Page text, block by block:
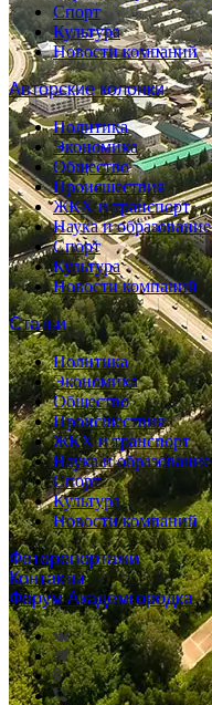
Спорт
Культура
Новости компаний
Авторские колонки
Политика
Экономика
Общество
Происшествия
ЖКХ и транспорт
Наука и образование
Спорт
Культура
Новости компаний
Статьи
Политика
Экономика
Общество
Происшествия
ЖКХ и транспорт
Наука и образование
Спорт
Культура
Новости компаний
Фоторепортажи
Контакты
Форум Академгородка